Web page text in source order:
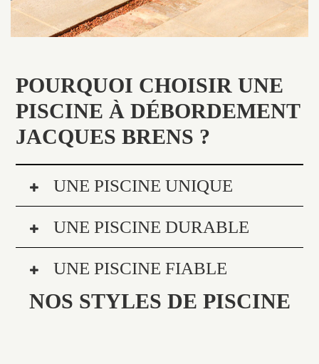
POURQUOI CHOISIR UNE
PISCINE À DÉBORDEMENT
JACQUES BRENS ?
UNE PISCINE UNIQUE
UNE PISCINE DURABLE
UNE PISCINE FIABLE
NOS STYLES DE PISCINE